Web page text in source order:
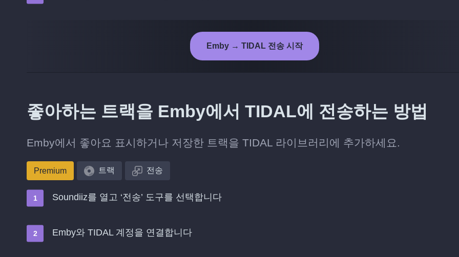
Emby → TIDAL 전송 시작
좋아하는 트랙을 Emby에서 TIDAL에 전송하는 방법
Emby에서 좋아요 표시하거나 저장한 트랙을 TIDAL 라이브러리에 추가하세요.
Premium 트랙 전송
Soundiiz를 열고 ‘전송’ 도구를 선택합니다
Emby와 TIDAL 계정을 연결합니다